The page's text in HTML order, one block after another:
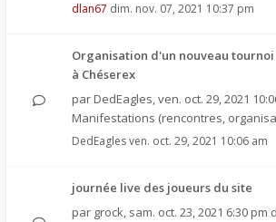
dlan67 dim. nov. 07, 2021 10:37 pm
Organisation d'un nouveau tournoi
à Chéserex
par DedEagles,ven. oct. 29, 2021
Manifestations (rencontres,
DedEaglesven. oct. 29, 2021 10:06 am
journée live des joueurs du site
par grock, sam. oct. 23, 2021 6:30 pm